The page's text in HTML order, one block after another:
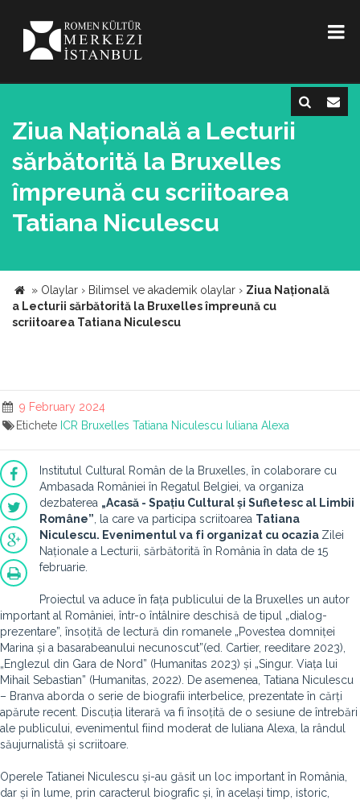
Ziua Națională a Lecturii
sărbătorită la Bruxelles
împreună cu scriitoarea
Tatiana Niculescu
» Olaylar › Bilimsel ve akademik olaylar › Ziua Națională
a Lecturii sărbătorită la Bruxelles împreună cu
scriitoarea Tatiana Niculescu
9 February 2024
Etichete ICR Bruxelles Tatiana Niculescu Iuliana Alexa
Institutul Cultural Român de la Bruxelles, în colaborare cu
Ambasada României în Regatul Belgiei, va organiza
dezbaterea „Acasă - Spațiu Cultural și Sufletesc al Limbii
Române” , la care va participa scriitoarea Tatiana
Niculescu. Evenimentul va fi organizat cu ocazia Zilei
Naționale a Lecturii, sărbătorită în România în data de 15
februarie.
Proiectul va aduce în fața publicului de la Bruxelles un autor
important al României, într-o întâlnire deschisă de tipul „dialog-
prezentare”, însoțită de lectură din romanele „Povestea domniței
Marina și a basarabeanului necunoscut”(ed. Cartier, reeditare 2023),
„Englezul din Gara de Nord” (Humanitas 2023) și „Singur. Viața lui
Mihail Sebastian” (Humanitas, 2022). De asemenea, Tatiana Niculescu
– Branva aborda o serie de biografii interbelice, prezentate în cărți
apărute recent. Discuția literară va fi însoțită de o sesiune de întrebări
ale publicului, evenimentul fiind moderat de Iuliana Alexa, la rândul
săujurnalistă și scriitoare.
Operele Tatianei Niculescu și-au găsit un loc important în România,
dar și în lume, prin caracterul biografic și, în același timp, istoric,